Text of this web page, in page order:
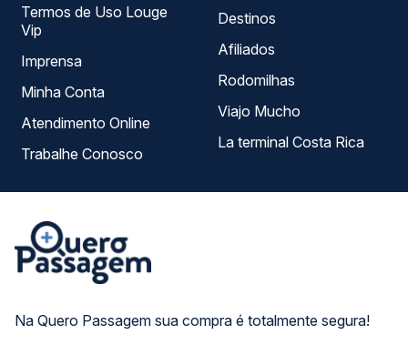
Na Quero Passagem sua compra é totalmente segura!
Termos de Uso Louge
Vip
Imprensa
Minha Conta
Atendimento Online
Trabalhe Conosco
Destinos
Afiliados
Rodomilhas
Viajo Mucho
La terminal Costa Rica